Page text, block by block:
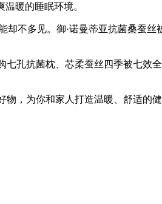
暖的睡眠环境。
不多见。御·诺曼蒂亚抗菌桑蚕丝
孔抗菌枕、芯柔蚕丝四季被七效
，为你和家人打造温暖、舒适的健